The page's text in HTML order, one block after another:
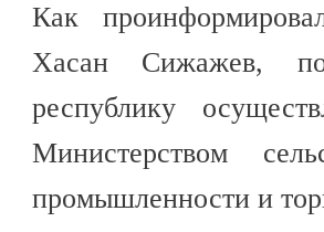
Как
Хасан Сижажев,
республику
Министерством
промышленности и